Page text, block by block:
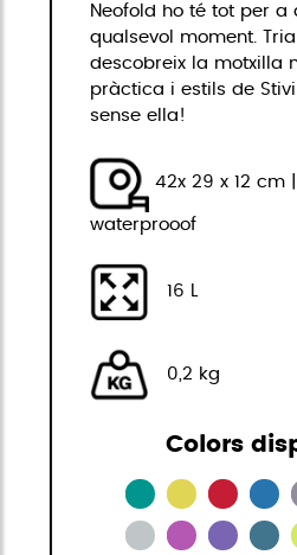
Neofold ho té tot per
qualsevol moment.
descobreix la motxilla
pràctica i estils de
sense ella!
42x 29 x 12 cm
waterprooof
16 L
0,2 kg
Colors